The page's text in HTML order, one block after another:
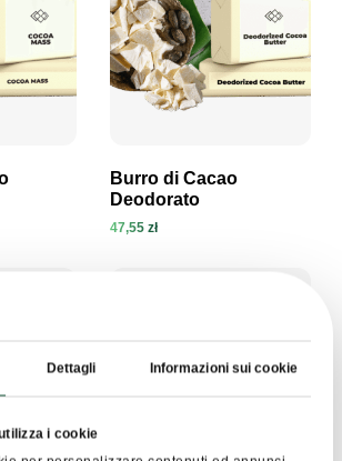
Dettagli Informazioni sui cookie
i cookie
Visualizza prodotto
Burro di Cacao
Deodorato
47,55 zł